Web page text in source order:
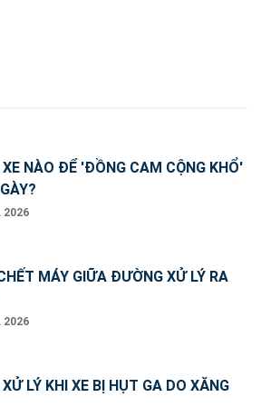
XE NÀO ĐỂ 'ĐỒNG CAM CỘNG KHỔ'
2026
MÁY GIỮA ĐƯỜNG XỬ LÝ RA
2026
LÝ KHI XE BỊ HỤT GA DO XĂNG